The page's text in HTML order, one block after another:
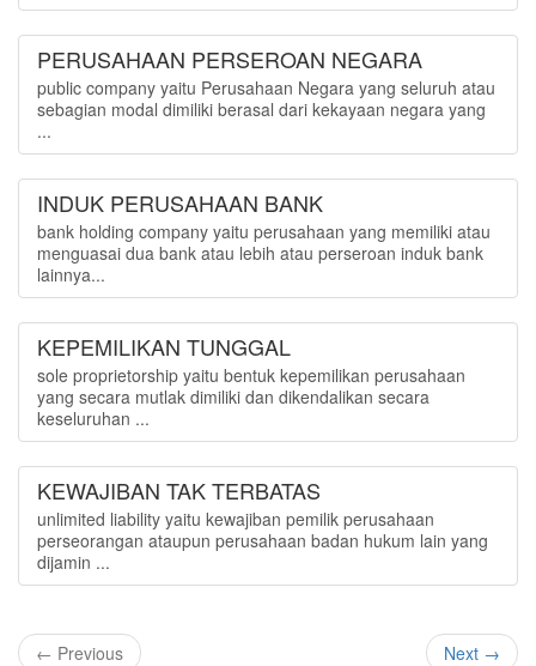
PERUSAHAAN PERSEROAN NEGARA
public company yaitu Perusahaan Negara yang seluruh atau
sebagian modal dimiliki berasal dari kekayaan negara yang
...
INDUK PERUSAHAAN BANK
bank holding company yaitu perusahaan yang memiliki atau
menguasai dua bank atau lebih atau perseroan induk bank
lainnya...
KEPEMILIKAN TUNGGAL
sole proprietorship yaitu bentuk kepemilikan perusahaan
yang secara mutlak dimiliki dan dikendalikan secara
keseluruhan ...
KEWAJIBAN TAK TERBATAS
unlimited liability yaitu kewajiban pemilik perusahaan
perseorangan ataupun perusahaan badan hukum lain yang
dijamin ...
← Previous Next →